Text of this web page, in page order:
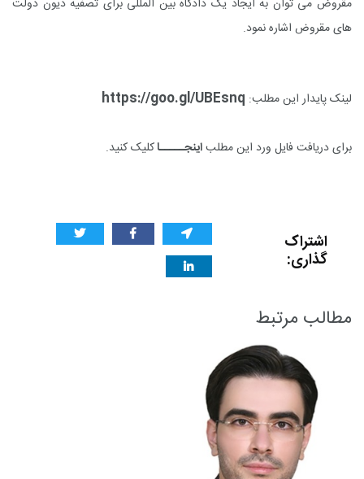
مقروض می توان به ایجاد یک دادگاه بین المللی برای تصفیه دیون دولت
های مقروض اشاره نمود.
لینک پایدار این مطلب: https://goo.gl/UBEsnq
برای دریافت فایل ورد این مطلباینجـــــاکلیک کنید.
اشتراک
گذاری:
مطالب مرتبط